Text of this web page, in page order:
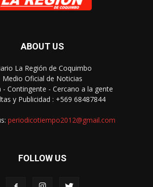
ABOUT US
La Región de Coquimbo
Medio Oficial de Noticias
- Contingente - Cercano a la gente
y Publicidad : +569 68487844
periodicotiempo2012@gmail.com
FOLLOW US